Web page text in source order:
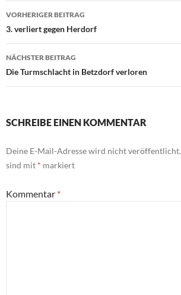
Beitragsnavigation
VORHERIGER BEITRAG
3. verliert gegen Herdorf
NÄCHSTER BEITRAG
Die Turmschlacht in Betzdorf verloren
SCHREIBE EINEN KOMMENTAR
Deine E-Mail-Adresse wird nicht veröffentlicht.
sind mit * markiert
Kommentar *